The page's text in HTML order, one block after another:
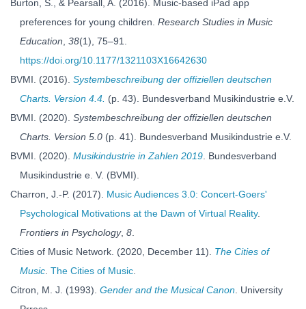
Burton, S., & Pearsall, A. (2016). Music-based iPad app
preferences for young children. Research Studies in Music
Education 38(1), 75–91.
https://doi.org/10.1177/1321103X16642630
BVMI. (2016). Systembeschreibung der offiziellen deutschen
Charts. Version 4.4. (p. 43). Bundesverband Musikindustrie e.V.
BVMI. (2020). Systembeschreibung der offiziellen deutschen
Charts. Version 5.0 (p. 41). Bundesverband Musikindustrie e.V.
BVMI. (2020). Musikindustrie in Zahlen 2019 . Bundesverband
Musikindustrie e. V. (BVMI).
Charron, J.-P. (2017). Music Audiences 3.0: Concert-Goers'
Psychological Motivations at the Dawn of Virtual Reality.
Frontiers in Psychology, 8
Cities of Music Network. (2020, December 11). The Cities of
Music The Cities of Music
Citron, M. J. (1993). Gender and the Musical Canon . University